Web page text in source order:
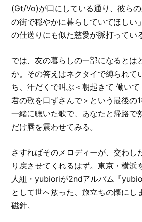
(Gt/Vo)が口にしている通り、彼ら
の街で穏やかに暮らしていてほしい
の仕送りにも似た慈愛が脈打ってい
では、友の暮らしの一部になるとは
か。その答えはネクタイで縛られて
ち、汗だくで叫ぶ＜朝起きて 働い
君の歌を口ずさんで＞という最後の
一緒に聴いた歌で、あなたと帰路で
だけ唇を震わせてみる。
さすればそのメロディーが、交わし
り戻させてくれるはず。東京・横浜
人組・yubioriが2ndアルバム『
として世へ放った、旅立ちの懐にし
磁針。